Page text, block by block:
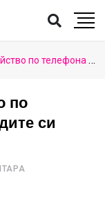
как звездите си патят от психари)
по
си